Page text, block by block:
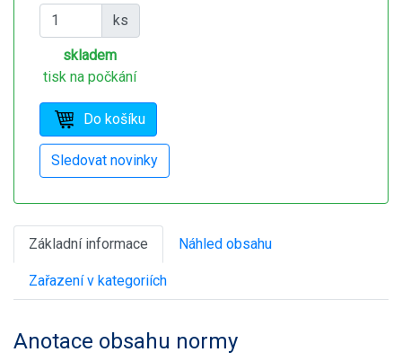
ks
skladem
tisk na počkání
Základní informace Náhled obsahu
Zařazení v kategoriích
Anotace obsahu normy